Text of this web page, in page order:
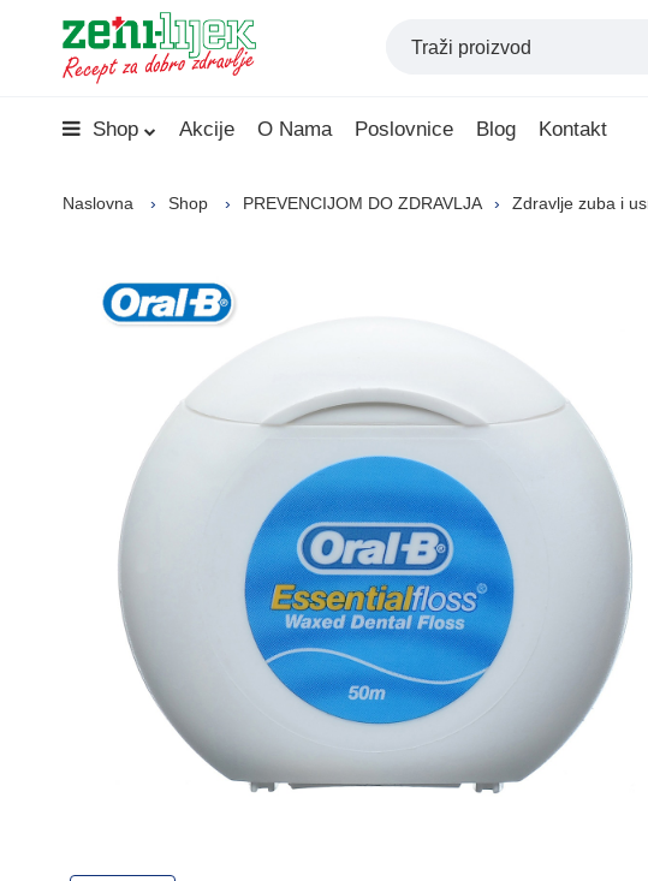
Shop Akcije O Nama Poslovnice Blog Kontakt
Naslovna Shop PREVENCIJOM DO ZDRAVLJA Zdravlje zuba i